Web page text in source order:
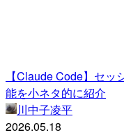
【Claude Code】セ
能を小ネタ的に紹介
川中子凌平
2026.05.18